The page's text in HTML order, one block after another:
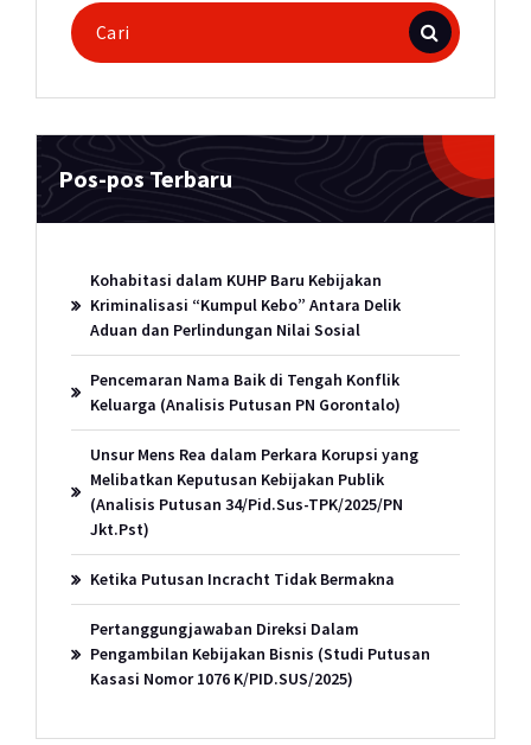
Pencarian
untuk:
Pos-pos Terbaru
Kohabitasi dalam KUHP Baru Kebijakan
Kriminalisasi “Kumpul Kebo” Antara Delik
Aduan dan Perlindungan Nilai Sosial
Pencemaran Nama Baik di Tengah Konflik
Keluarga (Analisis Putusan PN Gorontalo)
Unsur Mens Rea dalam Perkara Korupsi yang
Melibatkan Keputusan Kebijakan Publik
(Analisis Putusan 34/Pid.Sus-TPK/2025/PN
Jkt.Pst)
Ketika Putusan Incracht Tidak Bermakna
Pertanggungjawaban Direksi Dalam
Pengambilan Kebijakan Bisnis (Studi Putusan
Kasasi Nomor 1076 K/PID.SUS/2025)